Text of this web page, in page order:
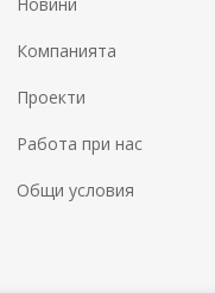
Компанията
Проекти
Работа при нас
Общи условия